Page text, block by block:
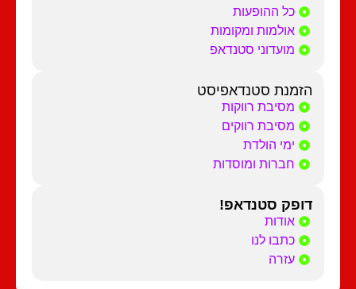
כל ההופעות
אולמות ומקומות
מועדוני סטנדאפ
הזמנת סטנדאפיסט
מסיבת רווקות
מסיבת רווקים
ימי הולדת
חברות ומוסדות
דופק סטנדאפ!
אודות
כתבו לנו
עזרה